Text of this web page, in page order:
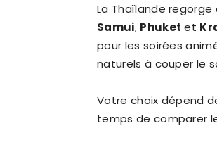
La Thaïlande
Samui, Phuket et
pour les soirées
naturels à couper le
Votre choix dépend
temps de comparer